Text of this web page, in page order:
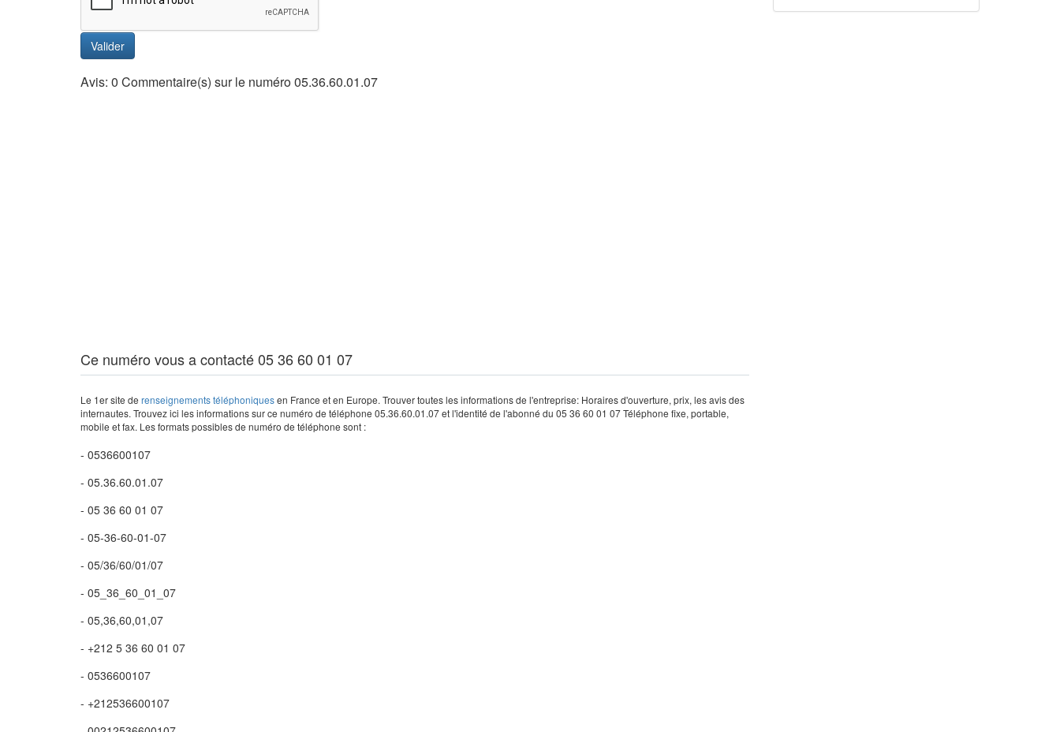
Valider
Avis: 0 Commentaire(s) sur le numéro 05.36.60.01.07
Ce numéro vous a contacté 05 36 60 01 07
Le 1er site de renseignements téléphoniquesen France et en Europe. Trouver toutes les informations de l'entreprise: Horaires d'ouverture, prix, les avis des
internautes. Trouvez ici les informations sur ce numéro de téléphone 05.36.60.01.07 et l'identité de l'abonné du 05 36 60 01 07 Téléphone fixe, portable,
mobile et fax. Les formats possibles de numéro de téléphone sont :
- 0536600107
- 05.36.60.01.07
- 05 36 60 01 07
- 05-36-60-01-07
- 05/36/60/01/07
- 05_36_60_01_07
- 05,36,60,01,07
- +212 5 36 60 01 07
- 0536600107
- +212536600107